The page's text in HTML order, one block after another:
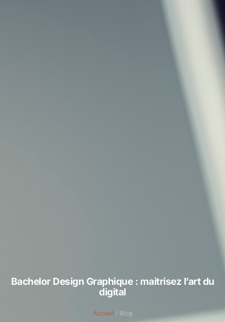
Bachelor Design Graphique : maitrisez l’art du
digital
Accueil / Blog